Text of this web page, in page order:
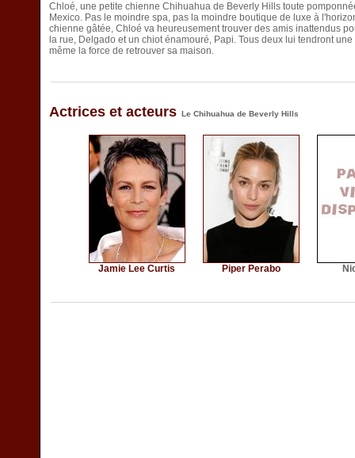
Chloé, une petite chienne Chihuahua de Beverly Hills toute
Mexico. Pas le moindre spa, pas la moindre boutique de luxe à
chienne gâtée, Chloé va heureusement trouver des amis inattendus
la rue, Delgado et un chiot énamouré, Papi. Tous deux lui tendront
même la force de retrouver sa maison.
Actrices et acteurs Le Chihuahua de Beverly Hills
Jamie Lee Curtis Piper Perabo